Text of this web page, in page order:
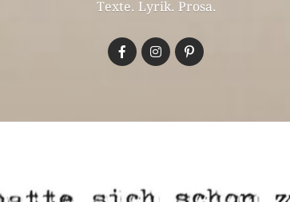
Texte. Lyrik. Prosa.